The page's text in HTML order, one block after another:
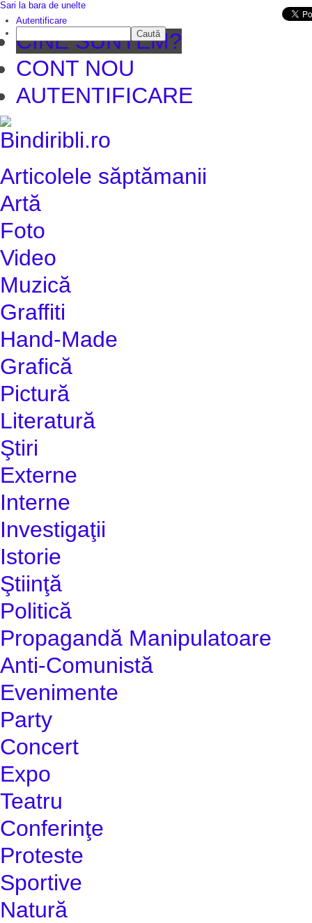
CINE SUNTEM?
CONT NOU
AUTENTIFICARE
Articolele săptămanii
Artă
Foto
Video
Muzică
Graffiti
Hand-Made
Grafică
Pictură
Literatură
Ştiri
Externe
Interne
Investigaţii
Istorie
Ştiinţă
Politică
Propagandă Manipulatoare
Anti-Comunistă
Evenimente
Party
Concert
Expo
Teatru
Conferinţe
Proteste
Sportive
Natură
Sari la bara de unelte
Autentificare
Caută